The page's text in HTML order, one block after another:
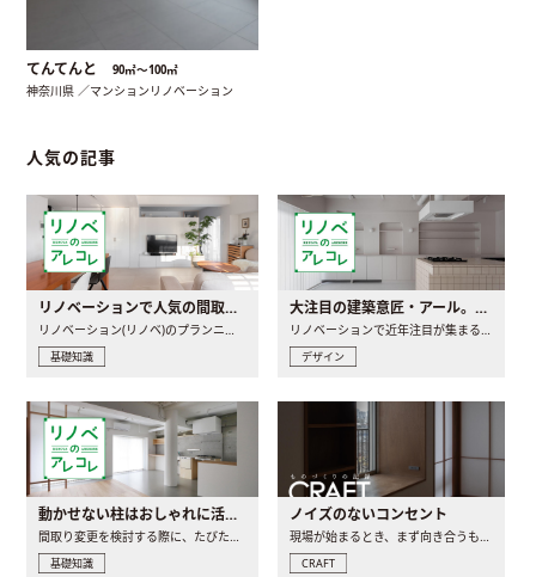
てんてんと 90㎡〜100㎡
神奈川県 ／マンションリノベーション
人気の記事
リノベーションで人気の間取りとは？トレンドの間取りと実例を徹底解説
基礎知識
大注目の建築意匠・アール。人気の理由と空間に取り入れるポイント
デザイン
動かせない柱はおしゃれに活用！柱を魅せるリノベーション(リノベ)4選
基礎知識
ノイズのないコンセント
CRAFT